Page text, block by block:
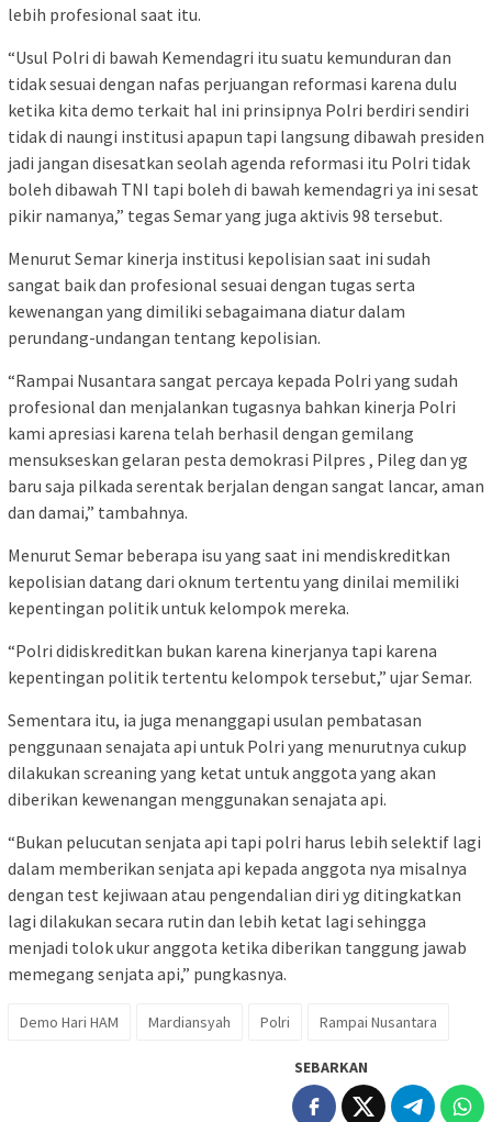
lebih profesional saat itu.
“Usul Polri di bawah Kemendagri itu suatu kemunduran dan
tidak sesuai dengan nafas perjuangan reformasi karena dulu
ketika kita demo terkait hal ini prinsipnya Polri berdiri sendiri
tidak di naungi institusi apapun tapi langsung dibawah presiden
jadi jangan disesatkan seolah agenda reformasi itu Polri tidak
boleh dibawah TNI tapi boleh di bawah kemendagri ya ini sesat
pikir namanya,” tegas Semar yang juga aktivis 98 tersebut.
Menurut Semar kinerja institusi kepolisian saat ini sudah
sangat baik dan profesional sesuai dengan tugas serta
kewenangan yang dimiliki sebagaimana diatur dalam
perundang-undangan tentang kepolisian.
“Rampai Nusantara sangat percaya kepada Polri yang sudah
profesional dan menjalankan tugasnya bahkan kinerja Polri
kami apresiasi karena telah berhasil dengan gemilang
mensukseskan gelaran pesta demokrasi Pilpres , Pileg dan yg
baru saja pilkada serentak berjalan dengan sangat lancar, aman
dan damai,” tambahnya.
Menurut Semar beberapa isu yang saat ini mendiskreditkan
kepolisian datang dari oknum tertentu yang dinilai memiliki
kepentingan politik untuk kelompok mereka.
“Polri didiskreditkan bukan karena kinerjanya tapi karena
kepentingan politik tertentu kelompok tersebut,” ujar Semar.
Sementara itu, ia juga menanggapi usulan pembatasan
penggunaan senajata api untuk Polri yang menurutnya cukup
dilakukan screaning yang ketat untuk anggota yang akan
diberikan kewenangan menggunakan senajata api.
“Bukan pelucutan senjata api tapi polri harus lebih selektif lagi
dalam memberikan senjata api kepada anggota nya misalnya
dengan test kejiwaan atau pengendalian diri yg ditingkatkan
lagi dilakukan secara rutin dan lebih ketat lagi sehingga
menjadi tolok ukur anggota ketika diberikan tanggung jawab
memegang senjata api,” pungkasnya.
Demo Hari HAM Mardiansyah Polri Rampai Nusantara
SEBARKAN